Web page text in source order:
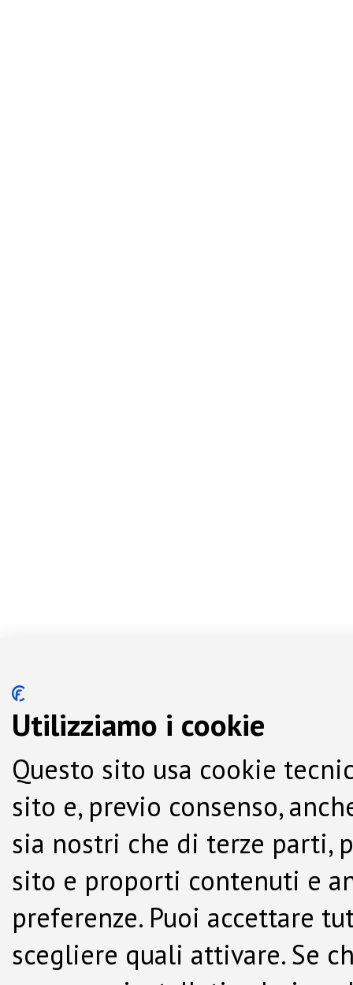
Utilizziamo i cookie
Questo sito usa cookie
sito e, previo consenso,
sia nostri che di terze parti,
sito e proporti contenuti e
preferenze. Puoi accettare
scegliere quali attivare. Se